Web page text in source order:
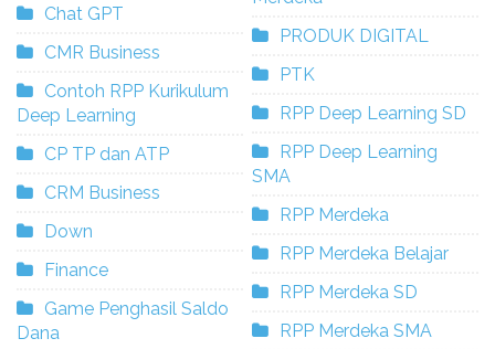
Chat GPT
CMR Business
Contoh RPP Kurikulum
Deep Learning
CP TP dan ATP
CRM Business
Down
Finance
Game Penghasil Saldo
Dana
PRODUK DIGITAL
PTK
RPP Deep Learning SD
RPP Deep Learning
SMA
RPP Merdeka
RPP Merdeka Belajar
RPP Merdeka SD
RPP Merdeka SMA